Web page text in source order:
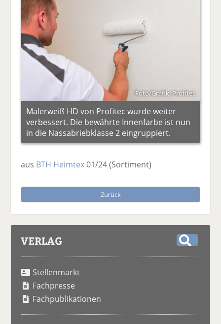
Foto/Grafik: Profitec
Malerweiß HD von Profitec wurde weiter
verbessert. Die bewährte Innenfarbe ist nun
in die Nassabriebklasse 2 eingruppiert.
aus BTH Heimtex01/24(Sortiment)
Zurück
VERLAG
Stellenmarkt
Fachpresse
Fachpublikationen